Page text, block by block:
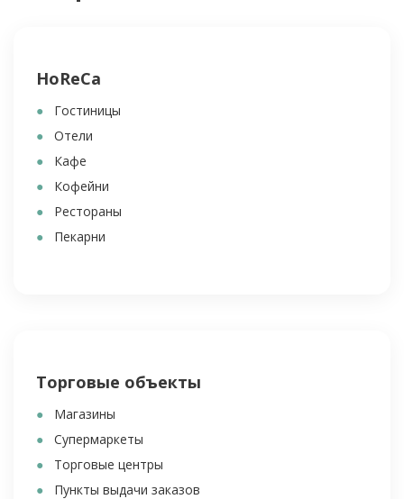
HoReCa
Гостиницы
Отели
Кафе
Кофейни
Рестораны
Пекарни
Торговые объекты
Магазины
Супермаркеты
Торговые центры
Пункты выдачи заказов